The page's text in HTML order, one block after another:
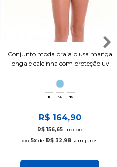
Conjunto moda praia blusa manga
longa e calcinha com proteção uv
12 14 16
R$ 164,90
R$ 156,65
no pix
5x de R$ 32,98 sem juros